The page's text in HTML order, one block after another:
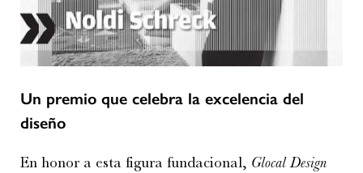
Un premio que celebra la excelencia del
diseño
En honor a esta figura fundacional, Glocal Design